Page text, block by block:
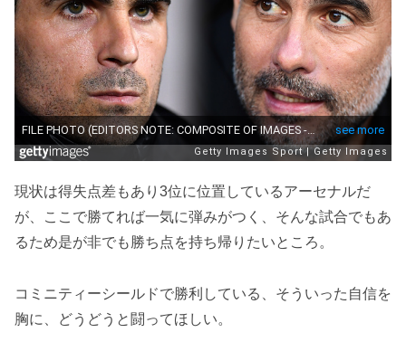
現状は得失点差もあり3位に位置しているアーセナルだ
が、ここで勝てれば一気に弾みがつく、そんな試合でもあ
るため是が非でも勝ち点を持ち帰りたいところ。
コミニティーシールドで勝利している、そういった自信を
胸に、どうどうと闘ってほしい。